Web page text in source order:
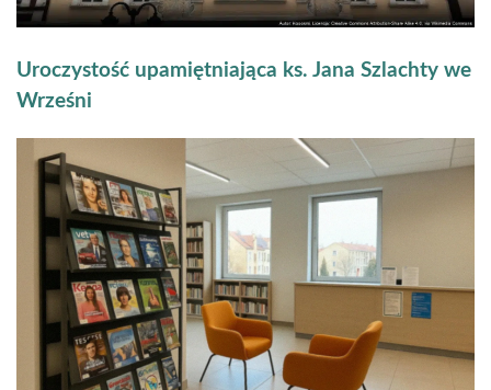
Uroczystość upamiętniająca ks. Jana Szlachty we
Wrześni